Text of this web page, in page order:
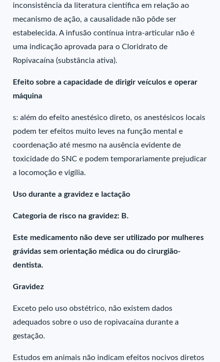
inconsistência da literatura científica em relação ao
mecanismo de ação, a causalidade não pôde ser
estabelecida. A infusão contínua intra-articular não é
uma indicação aprovada para o Cloridrato de
Ropivacaína (substância ativa).
Efeito sobre a capacidade de dirigir veículos e operar
máquina
s: além do efeito anestésico direto, os anestésicos locais
podem ter efeitos muito leves na função mental e
coordenação até mesmo na ausência evidente de
toxicidade do SNC e podem temporariamente prejudicar
a locomoção e vigília.
Uso durante a gravidez e lactação
Categoria de risco na gravidez: B.
Este medicamento não deve ser utilizado por mulheres
grávidas sem orientação médica ou do cirurgião-
dentista.
Gravidez
Exceto pelo uso obstétrico, não existem dados
adequados sobre o uso de ropivacaína durante a
gestação.
Estudos em animais não indicam efeitos nocivos diretos